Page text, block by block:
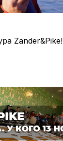
Zander&Pike!